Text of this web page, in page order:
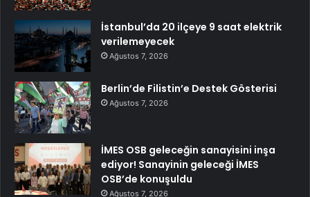
İstanbul’da 20 ilçeye 9 saat elektrik
verilemeyecek
Ağustos 7, 2026
Berlin’de Filistin’e Destek Gösterisi
Ağustos 7, 2026
İMES OSB geleceğin sanayisini inşa
ediyor! Sanayinin geleceği İMES
OSB’de konuşuldu
Ağustos 7, 2026